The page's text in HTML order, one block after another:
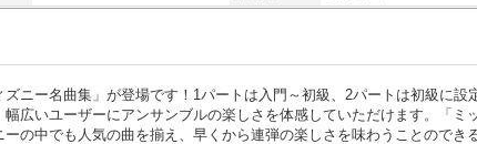
ニー名曲集」が登場です！1パートは入門～初級、2パートは初級に設
広いユーザーにアンサンブルの楽しさを体感していただけます。「ミ
の中でも人気の曲を揃え、早くから連弾の楽しさを味わうことのでき